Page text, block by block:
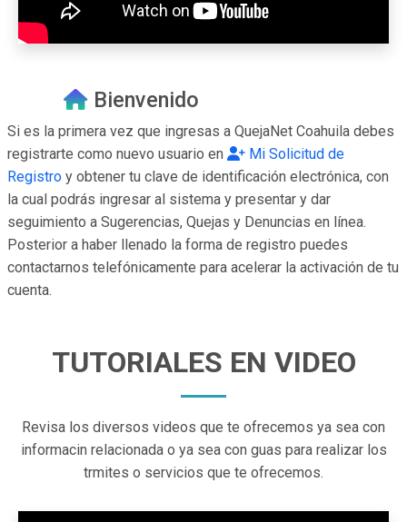
Bienvenido
Si es la primera vez que ingresas a QuejaNet Coahuila debes
registrarte como nuevo usuario en
Mi Solicitud de
Registro y obtener tu clave de identificación electrónica, con
la cual podrás ingresar al sistema y presentar y dar
seguimiento a Sugerencias, Quejas y Denuncias en línea.
Posterior a haber llenado la forma de registro puedes
contactarnos telefónicamente para acelerar la activación de tu
cuenta.
TUTORIALES EN VIDEO
Revisa los diversos videos que te ofrecemos ya sea con
informacin relacionada o ya sea con guas para realizar los
trmites o servicios que te ofrecemos.